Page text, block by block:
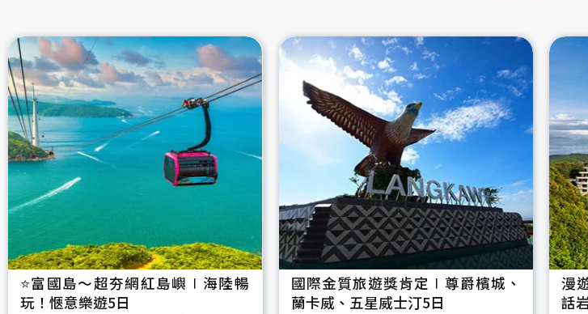
⭐️富國島～超夯網紅島嶼∣海陸暢
玩！愜意樂遊5日
國際金質旅遊獎肯定∣尊爵檳城、
蘭卡威、五星威士汀5日
漫
話